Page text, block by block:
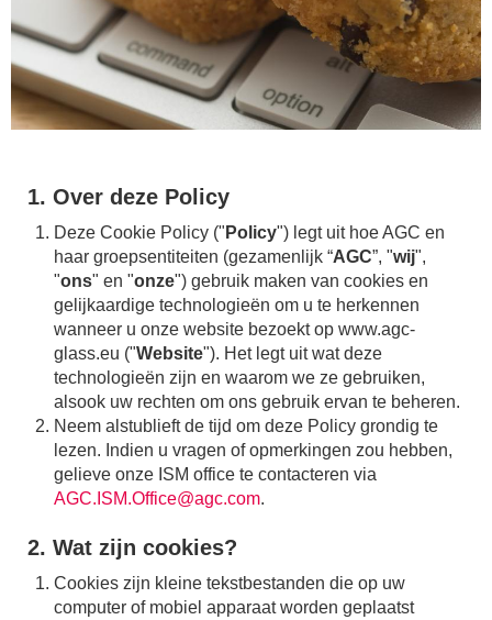
1. Over deze Policy
Deze Cookie Policy (" Policy") legt uit hoe AGC en
haar groepsentiteiten (gezamenlijk “AGC”, "wij",
"ons" en "onze") gebruik maken van cookies en
gelijkaardige technologieën om u te herkennen
wanneer u onze website bezoekt op www.agc-
glass.eu ("Website"). Het legt uit wat deze
technologieën zijn en waarom we ze gebruiken,
alsook uw rechten om ons gebruik ervan te beheren.
Neem alstublieft de tijd om deze Policy grondig te
lezen. Indien u vragen of opmerkingen zou hebben,
gelieve onze ISM office te contacteren via
AGC.ISM.Office@agc.com.
2. Wat zijn cookies?
Cookies zijn kleine tekstbestanden die op uw
computer of mobiel apparaat worden geplaatst